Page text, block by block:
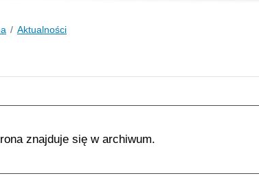
Aktualności
znajduje się w archiwum.